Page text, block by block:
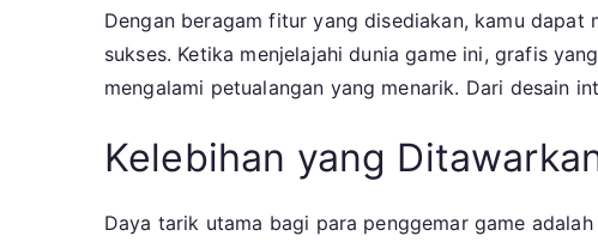
Dengan beragam fitur yang disediakan, kamu
sukses. Ketika menjelajahi dunia game ini, grafis
mengalami petualangan yang menarik. Dari desain
Kelebihan yang
Daya tarik utama bagi para penggemar game